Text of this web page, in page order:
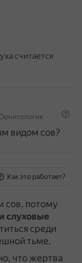
считается
видом сов?
Как это работает?
сов, потому
слуховые
среди
тьме.
что жертва